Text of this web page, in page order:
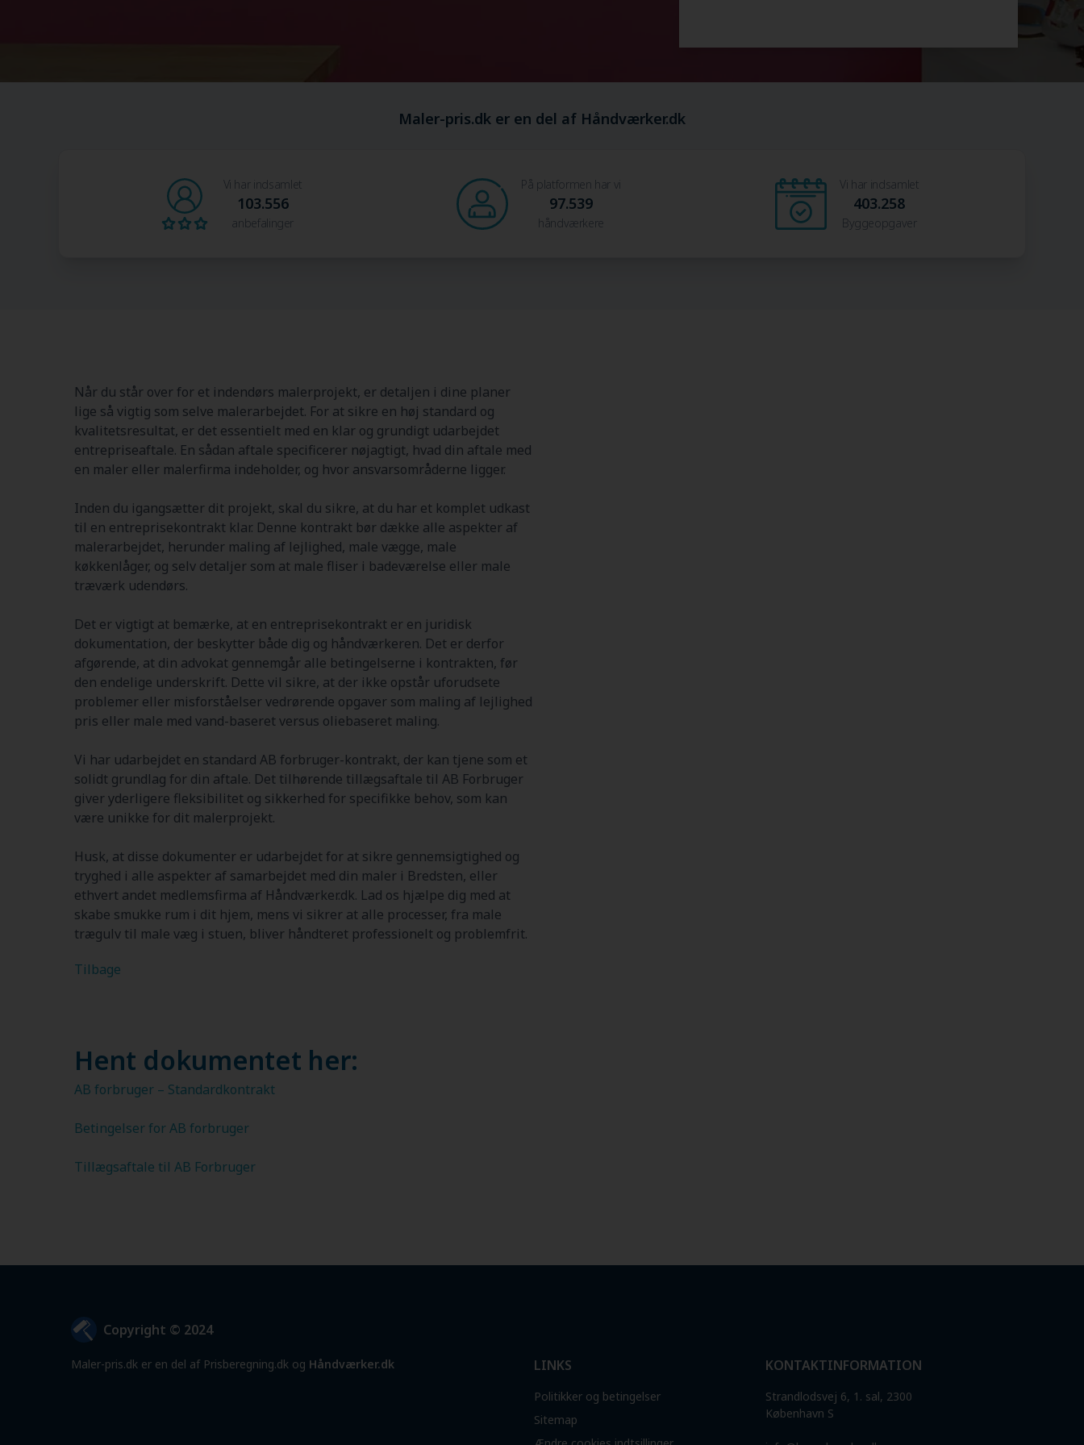
Maler-pris.dk er en del af Håndværker.dk
Vi har indsamlet
103.556
anbefalinger
På platformen har vi
97.539
håndværkere
Vi har indsamlet
403.258
Byggeopgaver
Når du står over for et indendørs malerprojekt, er detaljen i dine planer
lige så vigtig som selve malerarbejdet. For at sikre en høj standard og
kvalitetsresultat, er det essentielt med en klar og grundigt udarbejdet
entrepriseaftale. En sådan aftale specificerer nøjagtigt, hvad din aftale med
en maler eller malerfirma indeholder, og hvor ansvarsområderne ligger.
Inden du igangsætter dit projekt, skal du sikre, at du har et komplet udkast
til en entreprisekontrakt klar. Denne kontrakt bør dække alle aspekter af
malerarbejdet, herunder maling af lejlighed, male vægge, male
køkkenlåger, og selv detaljer som at male fliser i badeværelse eller male
træværk udendørs.
Det er vigtigt at bemærke, at en entreprisekontrakt er en juridisk
dokumentation, der beskytter både dig og håndværkeren. Det er derfor
afgørende, at din advokat gennemgår alle betingelserne i kontrakten, før
den endelige underskrift. Dette vil sikre, at der ikke opstår uforudsete
problemer eller misforståelser vedrørende opgaver som maling af lejlighed
pris eller male med vand-baseret versus oliebaseret maling.
Vi har udarbejdet en standard AB forbruger-kontrakt, der kan tjene som et
solidt grundlag for din aftale. Det tilhørende tillægsaftale til AB Forbruger
giver yderligere fleksibilitet og sikkerhed for specifikke behov, som kan
være unikke for dit malerprojekt.
Husk, at disse dokumenter er udarbejdet for at sikre gennemsigtighed og
tryghed i alle aspekter af samarbejdet med din maler i Bredsten, eller
ethvert andet medlemsfirma af Håndværker.dk. Lad os hjælpe dig med at
skabe smukke rum i dit hjem, mens vi sikrer at alle processer, fra male
trægulv til male væg i stuen, bliver håndteret professionelt og problemfrit.
Tilbage
Hent dokumentet her:
AB forbruger – Standardkontrakt
Betingelser for AB forbruger
Tillægsaftale til AB Forbruger
Copyright © 2024
Maler-pris.dk er en del af Prisberegning.dk og Håndværker.dk LINKS
Politikker og betingelser
Sitemap
KONTAKTINFORMATION
Strandlodsvej 6, 1. sal, 2300
København S